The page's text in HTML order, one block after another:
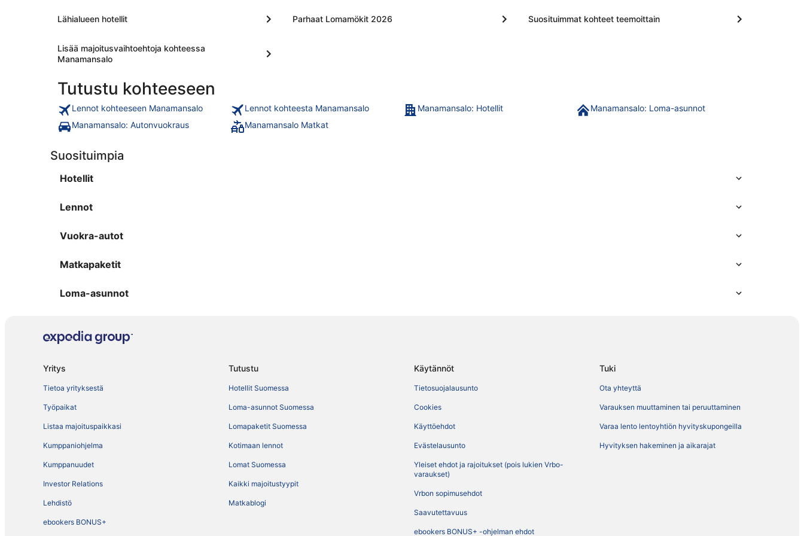
Lähialueen hotellit Parhaat Lomamökit 2026 Suosituimmat kohteet teemoittain
Lisää majoitusvaihtoehtoja kohteessa
Manamansalo
Tutustu kohteeseen
Lennot kohteeseen Manamansalo Lennot kohteesta Manamansalo Manamansalo: Hotellit
Manamansalo: Loma-asunnot
Manamansalo: Autonvuokraus
Manamansalo Matkat
Suosituimpia
Hotellit
Lennot
Vuokra-autot
Matkapaketit
Loma-asunnot
Yritys
Tietoa yrityksestä
Työpaikat
Listaa majoituspaikkasi
Kumppaniohjelma
Kumppanuudet
Investor Relations
Lehdistö
ebookers BONUS+
Tutustu
Hotellit Suomessa
Loma-asunnot Suomessa
Lomapaketit Suomessa
Kotimaan lennot
Lomat Suomessa
Kaikki majoitustyypit
Matkablogi
Käytännöt
Tietosuojalausunto
Cookies
Käyttöehdot
Evästelausunto
Yleiset ehdot ja rajoitukset (pois lukien Vrbo-
varaukset)
Vrbon sopimusehdot
Saavutettavuus
ebookers BONUS+ -ohjelman ehdot
Tuki
Ota yhteyttä
Varauksen muuttaminen tai peruuttaminen
Varaa lento lentoyhtiön hyvityskupongeilla
Hyvityksen hakeminen ja aikarajat